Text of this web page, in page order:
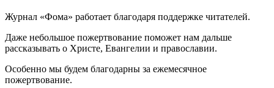
Журнал «Фома» работает благодаря поддержке читателей.
Даже небольшое пожертвование поможет нам дальше
рассказывать о Христе, Евангелии и православии.
Особенно мы будем благодарны за ежемесячное
пожертвование.